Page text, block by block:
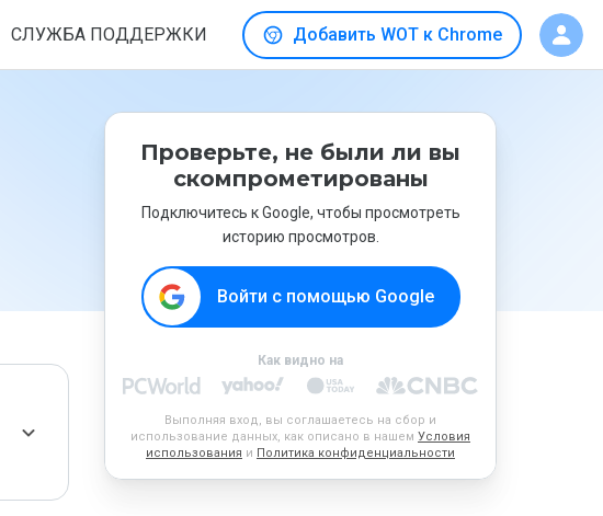
СЛУЖБА ПОДДЕРЖКИ Добавить WOT к Chrome
Проверьте, не были ли вы
скомпрометированы
Подключитесь к Google, чтобы просмотреть
историю просмотров.
Войти с помощью Google
Как видно на
Выполняя вход, вы соглашаетесь на сбор и
использование данных, как описано в нашем Условия
использования и Политика конфиденциальности